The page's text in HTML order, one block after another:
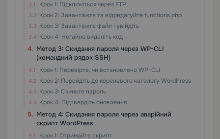
Крок 1: Підключіться через FTP
Крок 2: Завантажте та відредагуйте functions.php
Крок 3: Завантажте файл і увійдіть
Крок 4: Негайно видаліть код
Метод 3: Скидання пароля через WP-CLI
(командний рядок SSH)
Крок 1: Перевірте, чи встановлено WP-CLI
Крок 2: Перейдіть до кореневого каталогу WordPress
Крок 3: Скиньте пароль
Крок 4: Підтвердіть оновлення
Метод 4: Скидання пароля через аварійний
скрипт WordPress
Крок 1: Отримайте скрипт